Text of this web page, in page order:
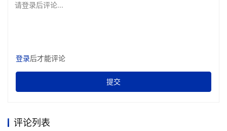
等厂商的服务器单子所走的存储产品还占据着中高端存储市
本报记者表示，“HP的很多产品，如打印机、PC、服务器
门的渠道建设。”
请登录后评论...
登录后才能评论
提交
评论列表